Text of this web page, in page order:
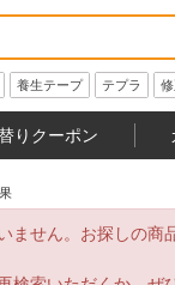
養生テープ テプラ
りクーポン
ません。お探しの商